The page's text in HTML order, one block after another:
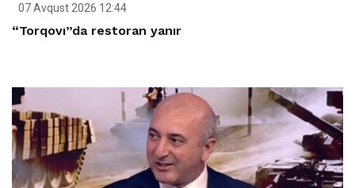
07 Avqust 2026 12:44
“Torqovı”da restoran yanır